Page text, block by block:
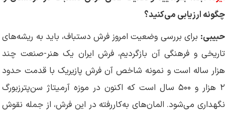
چگونه ارزیابی می‌کنید؟
حبیبی: برای بررسی وضعیت امروز فرش دستباف، باید به ریشه‌های
تاریخی و فرهنگی آن بازگردیم، فرش ایران یک هنر-صنعت چند
هزار ساله است و نمونه شاخص آن فرش پازیریک با قدمت حدود
۲ هزار و ۵۰۰ سال است که اکنون در موزه آرمیتاژ سن‌پترزبورگ
نگهداری می‌شود. المان‌های به‌کاررفته در این فرش، از جمله نقوش